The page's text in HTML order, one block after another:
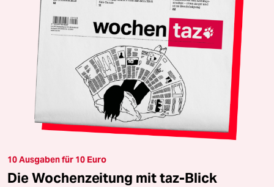
10 Ausgaben für 10 Euro
Die Wochenzeitung mit taz-Blick